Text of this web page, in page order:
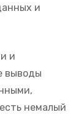
и
и
выводы
немалый